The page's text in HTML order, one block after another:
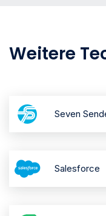
Weitere
Seven
Salesforce